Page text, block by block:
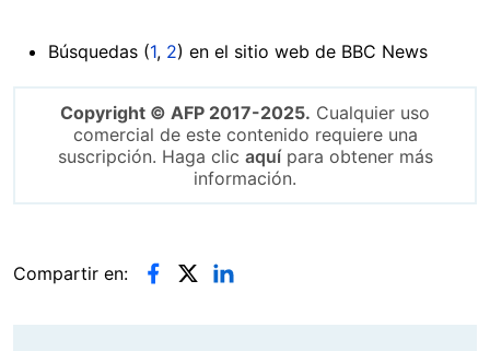
Búsquedas (1, 2) en el sitio web de BBC News
Copyright © AFP 2017-2025. Cualquier uso
comercial de este contenido requiere una
suscripción. Haga clic aquípara obtener más
información.
Compartir en: